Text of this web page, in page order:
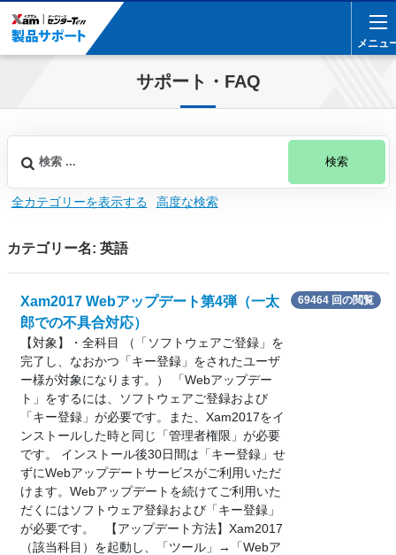
メニュ
メニュ
サポート・FAQ
検索
全カテゴリーを表示する 高度な検索
カテゴリー名: 英語
Xam2017 Webアップデート第4弾（一太
郎での不具合対応）
【対象】・全科目 （「ソフトウェアご登録」を
完了し、なおかつ「キー登録」をされたユーザ
ー様が対象になります。） 「Webアップデー
ト」をするには、ソフトウェアご登録および
「キー登録」が必要です。また、Xam2017をイ
ンストールした時と同じ「管理者権限」が必要
です。 インストール後30日間は「キー登録」せ
ずにWebアップデートサービスがご利用いただ
けます。Webアップデートを続けてご利用いた
だくにはソフトウェア登録および「キー登録」
が必要です。 【アップデート方法】Xam2017
（該当科目）を起動し、「ツール」→「Webア
69464 回の閲覧